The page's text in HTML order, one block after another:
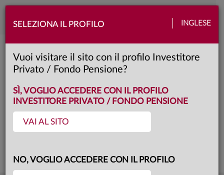
SELEZIONA IL PROFILO INGLESE
Vuoi visitare il sito con il profilo Investitore
Privato / Fondo Pensione?
SÌ, VOGLIO ACCEDERE CON IL PROFILO
INVESTITORE PRIVATO / FONDO PENSIONE
VAI AL SITO
NO, VOGLIO ACCEDERE CON IL PROFILO
Toggle
Anima Sforzesco
Classe: A
Questa è una comunicazione di marketing. Si prega di consultare il prospetto e